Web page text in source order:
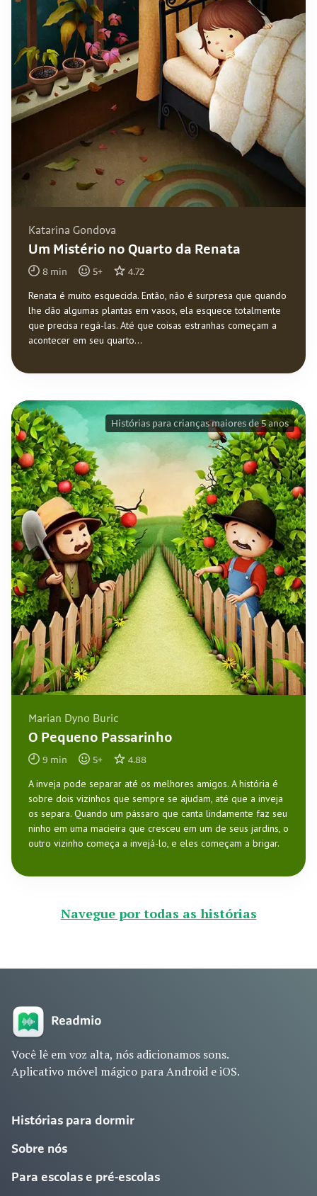
Katarina Gondova
Um Mistério no Quarto da Renata
8 min 5+ 4.72
Renata é muito esquecida. Então, não é surpresa que quando
lhe dão algumas plantas em vasos, ela esquece totalmente
que precisa regá-las. Até que coisas estranhas começam a
acontecer em seu quarto...
Marian Dyno Buric
O Pequeno Passarinho
9 min 5+ 4.88
A inveja pode separar até os melhores amigos. A história é
sobre dois vizinhos que sempre se ajudam, até que a inveja
os separa. Quando um pássaro que canta lindamente faz seu
ninho em uma macieira que cresceu em um de seus jardins, o
outro vizinho começa a invejá-lo, e eles começam a brigar.
Histórias para crianças maiores de 5 anos
Navegue por todas as histórias
Você lê em voz alta, nós adicionamos sons.
Aplicativo móvel mágico para Android e iOS.
Histórias para dormir
Sobre nós
Para escolas e pré-escolas